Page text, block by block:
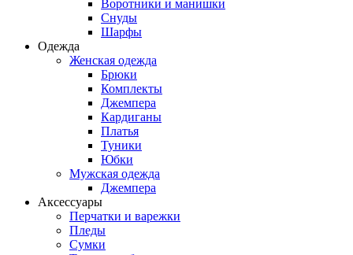
Воротники и манишки
Снуды
Шарфы
Одежда
Женская одежда
Брюки
Комплекты
Джемпера
Кардиганы
Платья
Туники
Юбки
Мужская одежда
Джемпера
Аксессуары
Перчатки и варежки
Пледы
Сумки